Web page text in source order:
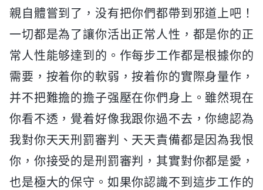
親自體嘗到了，没有把你們都帶到邪道上吧！
一切都是為了讓你活出正常人性，都是你的正
常人性能够達到的。作每步工作都是根據你的
需要，按着你的軟弱，按着你的實際身量作，
并不把難擔的擔子强壓在你們身上。雖然現在
你看不透，覺着好像我跟你過不去，你總認為
我對你天天刑罰審判、天天責備都是因為我恨
你，你接受的是刑罰審判，其實對你都是愛，
也是極大的保守。如果你認識不到這步工作的